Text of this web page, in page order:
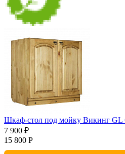
Шкаф-стол под мойку Викинг
7 900 ₽
15 800 Р